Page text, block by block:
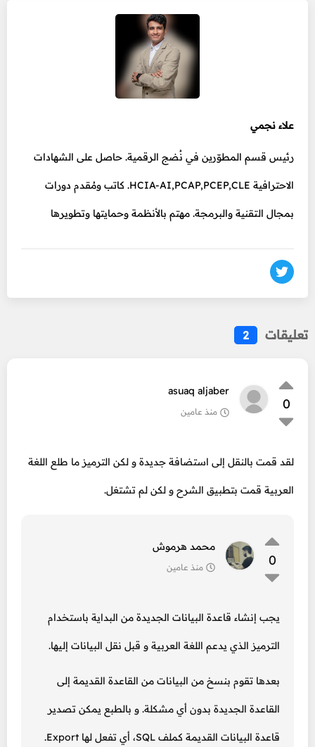
علاء نجمي
رئيس قسم المطوّرين في نُضج الرقمية. حاصل على الشهادات
الاحترافية HCIA-AI,PCAP,PCEP,CLE. كاتب ومُقدم دورات
بمجال التقنية والبرمجة. مهتم بالأنظمة وحمايتها وتطويرها
تعليقات 2
0
asuaq aljaber
منذ عامين
لقد قمت بالنقل إلى استضافة جديدة و لكن الترميز ما طلع اللغة
العربية قمت بتطبيق الشرح و لكن لم تشتغل.
0
محمد هرموش
منذ عامين
يجب إنشاء قاعدة البيانات الجديدة من البداية باستخدام
الترميز الذي يدعم اللغة العربية و قبل نقل البيانات إليها.
بعدها تقوم بنسخ من البيانات من القاعدة القديمة إلى
القاعدة الجديدة بدون أي مشكلة. و بالطبع يمكن تصدير
قاعدة البيانات القديمة كملف SQL، أي تفعل لها Export.